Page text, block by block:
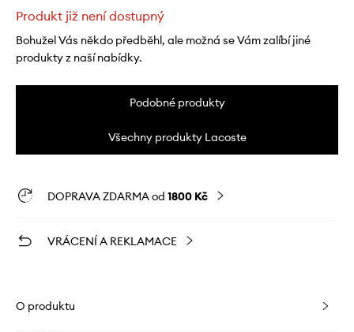
Produkt již není dostupný
Bohužel Vás někdo předběhl, ale možná se Vám zalíbí jiné
produkty z naší nabídky.
Podobné produkty
Všechny produkty Lacoste
DOPRAVA ZDARMA od 1800 Kč
VRÁCENÍ A REKLAMACE
O produktu